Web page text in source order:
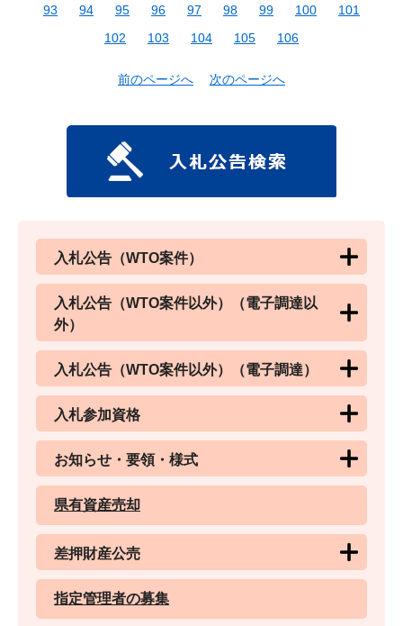
93
94 95 96 97 98 99 100
101
102
103 104 105 106
前のページへ 次のページへ
入札公告（WTO案件）
入札公告（WTO案件以外）（電子調達以
外）
入札公告（WTO案件以外）（電子調達）
入札参加資格
お知らせ・要領・様式
県有資産売却
差押財産公売
指定管理者の募集